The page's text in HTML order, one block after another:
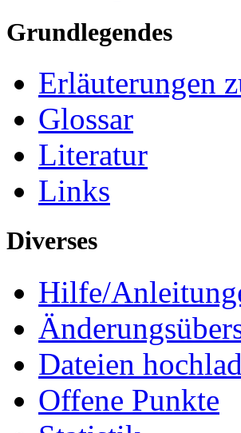
Grundlegendes
Erläuterungen
Glossar
Literatur
Links
Diverses
Hilfe/
Dateien
Offene Punkte